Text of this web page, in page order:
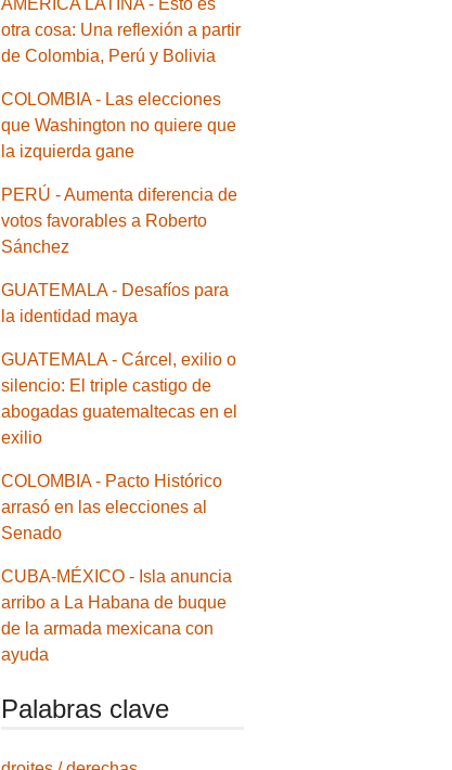
otra cosa: Una reflexión a partir
de Colombia, Perú y Bolivia
COLOMBIA - Las elecciones
que Washington no quiere que
la izquierda gane
PERÚ - Aumenta diferencia de
votos favorables a Roberto
Sánchez
GUATEMALA - Desafíos para
la identidad maya
GUATEMALA - Cárcel, exilio o
silencio: El triple castigo de
abogadas guatemaltecas en el
exilio
COLOMBIA - Pacto Histórico
arrasó en las elecciones al
Senado
CUBA-MÉXICO - Isla anuncia
arribo a La Habana de buque
de la armada mexicana con
ayuda
Palabras clave